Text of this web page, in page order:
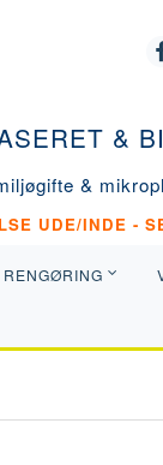
&
&
UDE/INDE -
RENGØRING